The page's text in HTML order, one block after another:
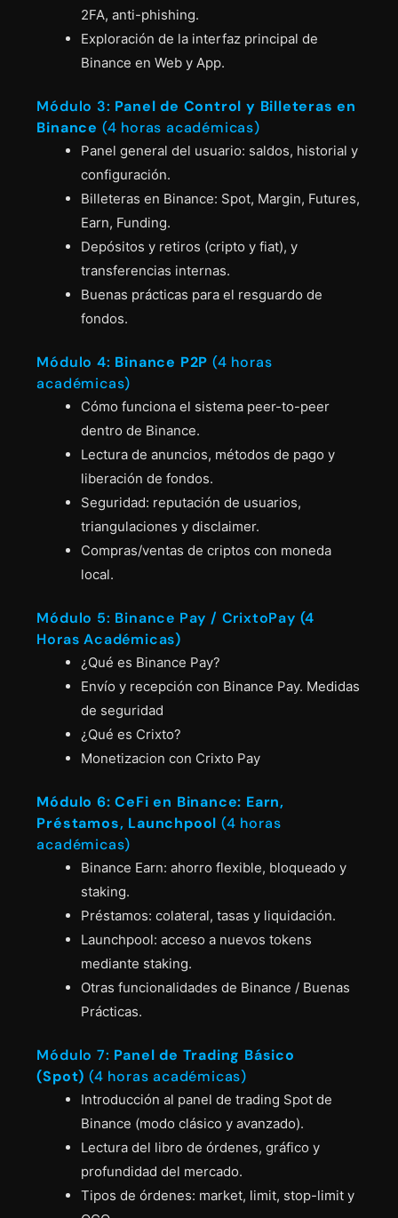
2FA, anti-phishing.
Exploración de la interfaz principal de
Binance en Web y App.
Módulo 3: Panel de Control y Billeteras en
Binance (4 horas académicas)
Panel general del usuario: saldos, historial y
configuración.
Billeteras en Binance: Spot, Margin, Futures,
Earn, Funding.
Depósitos y retiros (cripto y fiat), y
transferencias internas.
Buenas prácticas para el resguardo de
fondos.
Módulo 4: Binance P2P (4 horas
académicas)
Cómo funciona el sistema peer-to-peer
dentro de Binance.
Lectura de anuncios, métodos de pago y
liberación de fondos.
Seguridad: reputación de usuarios,
triangulaciones y disclaimer.
Compras/ventas de criptos con moneda
local.
Módulo 5: Binance Pay / CrixtoPay (4
Horas Académicas)
¿Qué es Binance Pay?
Envío y recepción con Binance Pay. Medidas
de seguridad
¿Qué es Crixto?
Monetizacion con Crixto Pay
Módulo 6: CeFi en Binance: Earn,
Préstamos, Launchpool(4 horas
académicas)
Binance Earn: ahorro flexible, bloqueado y
staking.
Préstamos: colateral, tasas y liquidación.
Launchpool: acceso a nuevos tokens
mediante staking.
Otras funcionalidades de Binance / Buenas
Prácticas.
Módulo 7: Panel de Trading Básico
(Spot) (4 horas académicas)
Introducción al panel de trading Spot de
Binance (modo clásico y avanzado).
Lectura del libro de órdenes, gráfico y
profundidad del mercado.
Tipos de órdenes: market, limit, stop-limit y